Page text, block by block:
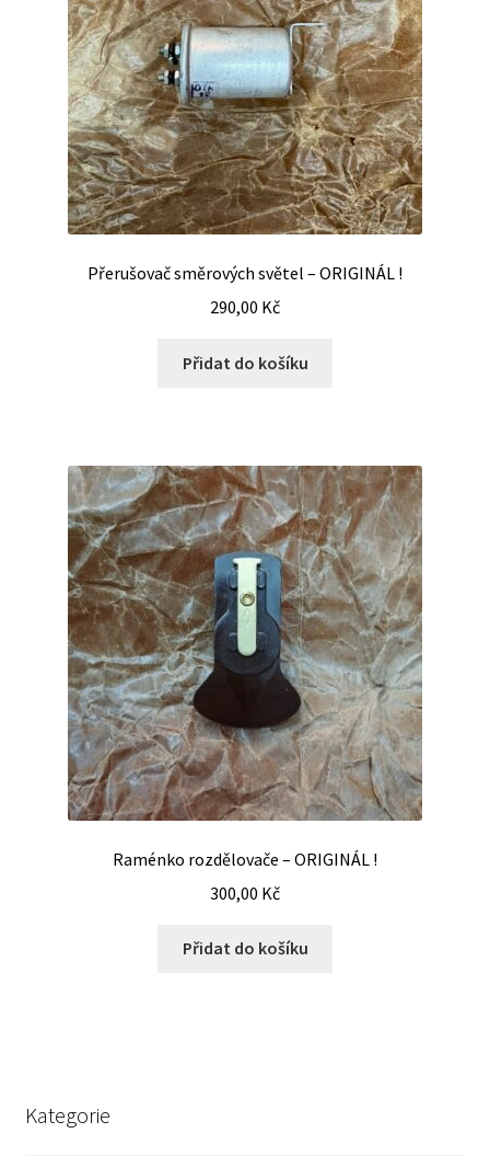
Přerušovač směrových světel – ORIGINÁL !
290,00 Kč
Přidat do košíku
Raménko rozdělovače – ORIGINÁL !
300,00 Kč
Přidat do košíku
Kategorie